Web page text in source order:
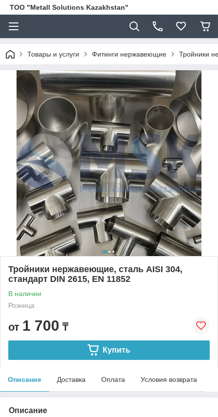
ТОО "Metall Solutions Kazakhstan"
Товары и услуги Фитинги нержавеющие Тройники
Тройники нержавеющие, сталь AISI 304,
стандарт DIN 2615, EN 11852
В наличии
Розница
от 1 700 ₸
Купить
Описание Доставка Оплата Условия возврата
Описание